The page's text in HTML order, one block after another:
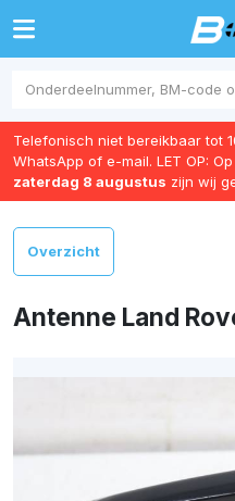
Telefonisch niet bereikbaar tot
WhatsApp of e-mail. LET OP: Op
zaterdag 8 augustus zijn wij
Overzicht
Antenne Land